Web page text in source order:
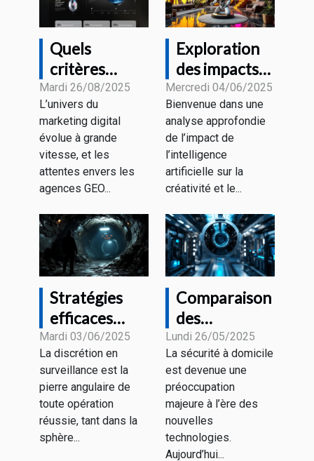
Quels
critères
définissent la
meilleure
agence GEO
2025 ?
Mardi 26/08/2025
L’univers du
marketing digital
évolue à grande
vitesse, et les
attentes envers les
agences GEO...
Exploration
des impacts
de l'IA sur la
créativité et
le marketing
visuel
Mercredi 04/06/2025
Bienvenue dans une
analyse approfondie
de l’impact de
l’intelligence
artificielle sur la
créativité et le...
Stratégies
efficaces
pour
renforcer la
discrétion en
surveillance
Mardi 03/06/2025
La discrétion en
surveillance est la
pierre angulaire de
toute opération
réussie, tant dans la
sphère...
Comparaison
des
technologies
modernes
pour la
sécurité à
domicile
Lundi 26/05/2025
La sécurité à domicile
est devenue une
préoccupation
majeure à l’ère des
nouvelles
technologies.
Aujourd’hui...